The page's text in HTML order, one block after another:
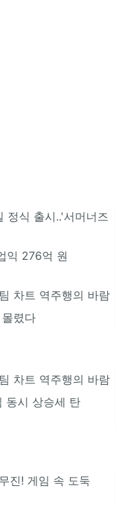
정식 출시..'서머너즈
익 276억 원
차트 역주행의 바람
몰렸다
차트 역주행의 바람
동시 상승세 탄
진! 게임 속 도둑